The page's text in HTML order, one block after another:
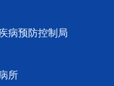
病预防控制局
所